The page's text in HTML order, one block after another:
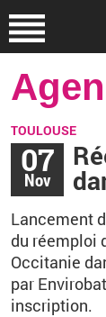
TOULOUSE
07
Nov
Lancement
du réemploi
Occitanie
par
inscription.